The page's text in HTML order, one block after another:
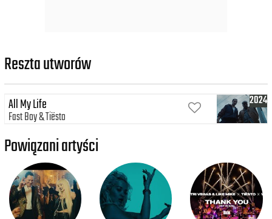
Reszta utworów
2024
All My Life
Fast Boy Tiësto
Powiązani artyści